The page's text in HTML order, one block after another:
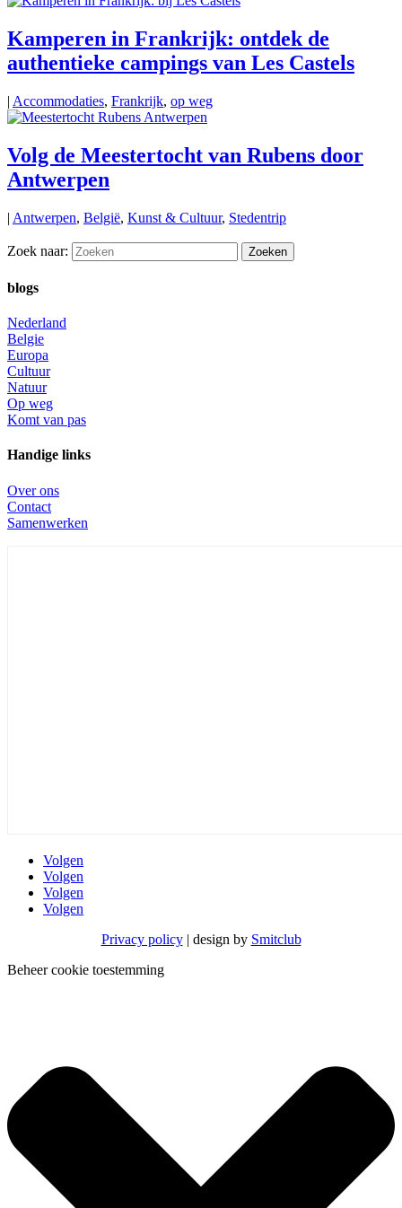
Kamperen in Frankrijk: ontdek de
authentieke campings van Les Castels
| Accommodaties, Frankrijk, op weg
Volg de Meestertocht van Rubens door
Antwerpen
| Antwerpen, België, Kunst & Cultuur, Stedentrip
Zoek naar:
blogs
Nederland
Belgie
Europa
Cultuur
Natuur
Op weg
Komt van pas
Handige links
Over ons
Contact
Samenwerken
Volgen
Volgen
Volgen
Volgen
Privacy policy| design by Smitclub
Beheer cookie toestemming